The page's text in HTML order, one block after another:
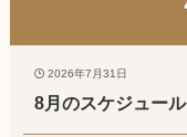
2026年7月31日
8月のスケジュール